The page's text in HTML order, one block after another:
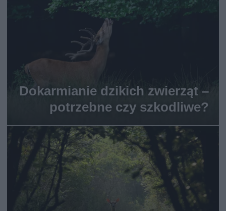
Dokarmianie dzikich zwierząt –
potrzebne czy szkodliwe?